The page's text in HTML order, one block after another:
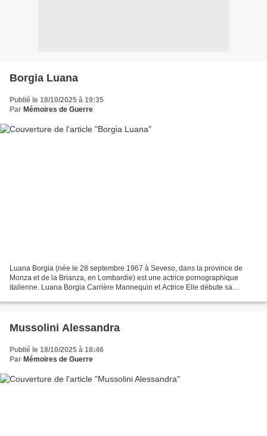
Borgia Luana
Publié le 18/10/2025 à 19:35
Par Mémoires de Guerre
Luana Borgia (née le 28 septembre 1967 à Seveso, dans la province de
Monza et de la Brianza, en Lombardie) est une actrice pornographique
italienne. Luana Borgia Carrière Mannequin et Actrice Elle débute sa
Mussolini Alessandra
Publié le 18/10/2025 à 18:46
Par Mémoires de Guerre